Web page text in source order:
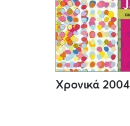
Χρονικά 2004